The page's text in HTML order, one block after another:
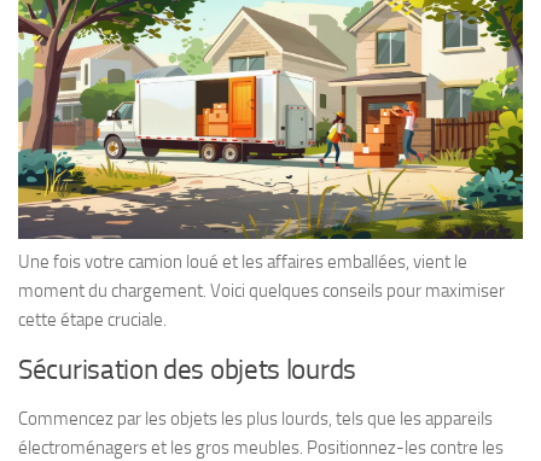
Une fois votre camion loué et les affaires emballées, vient le
moment du chargement. Voici quelques conseils pour maximiser
cette étape cruciale.
Sécurisation des objets lourds
Commencez par les objets les plus lourds, tels que les appareils
électroménagers et les gros meubles. Positionnez-les contre les